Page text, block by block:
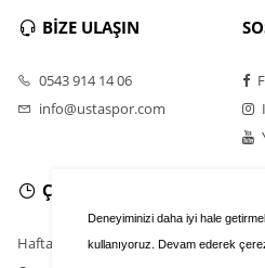
Deneyiminizi daha iyi hale
kullanıyoruz. Devam ederek
BİZE ULAŞIN
0543 914 14 06
info@ustaspor.com
ÇALIŞMA SAATLERİ
Hafta İçi : 9.00 - 20.30